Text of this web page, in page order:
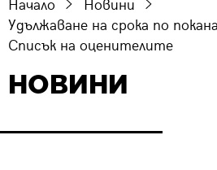
Удължаване на срока по
Списък на оценителите
НОВИНИ